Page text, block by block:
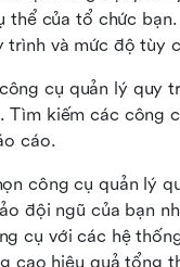
thể của tổ chức
và mức độ tùy
cụ quản lý quy
Tìm kiếm các công
cáo.
công cụ quản lý
đội ngũ của bạn
cụ với các hệ
cao hiệu quả tổng